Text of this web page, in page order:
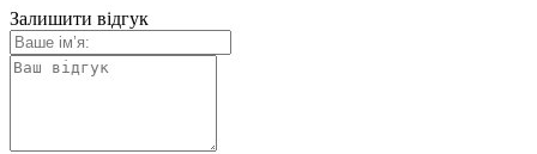
Залишити відгук